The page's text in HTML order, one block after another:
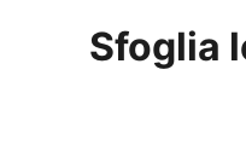
Sfoglia